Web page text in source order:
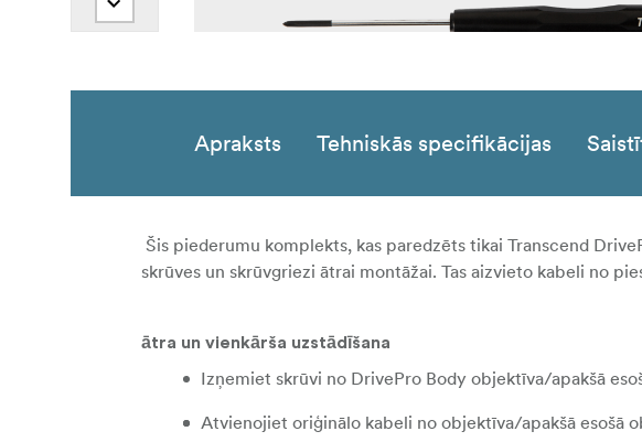
Apraksts Tehniskās specifikācijas
Šis piederumu komplekts, kas paredzēts tikai Transcend
skrūves un skrūvgriezi ātrai montāžai. Tas aizvieto kabeli no
ātra un vienkārša uzstādīšana
Izņemiet skrūvi no DrivePro Body objektīva/apakšā
Atvienojiet oriģinālo kabeli no objektīva/apakšā esošā